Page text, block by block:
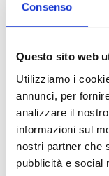
Consenso
Questo sito web
Utilizziamo i
annunci, per
analizzare il
informazioni sul
nostri partner che
pubblicità e social
M/Y
Tour